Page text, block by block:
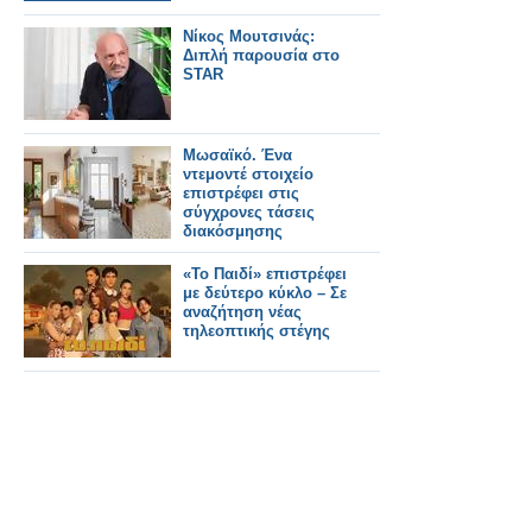
Νίκος Μουτσινάς:
Διπλή παρουσία στο
STAR
Μωσαϊκό. Ένα
ντεμοντέ στοιχείο
επιστρέφει στις
σύγχρονες τάσεις
διακόσμησης
«Το Παιδί» επιστρέφει
με δεύτερο κύκλο – Σε
αναζήτηση νέας
τηλεοπτικής στέγης